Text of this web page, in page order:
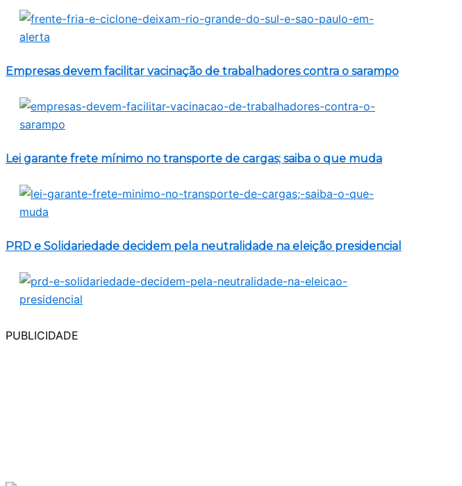
Empresas devem facilitar vacinação de trabalhadores contra o sarampo
Lei garante frete mínimo no transporte de cargas; saiba o que muda
PRD e Solidariedade decidem pela neutralidade na eleição presidencial
PUBLICIDADE